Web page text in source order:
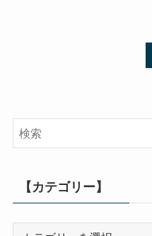
【カテゴリー】